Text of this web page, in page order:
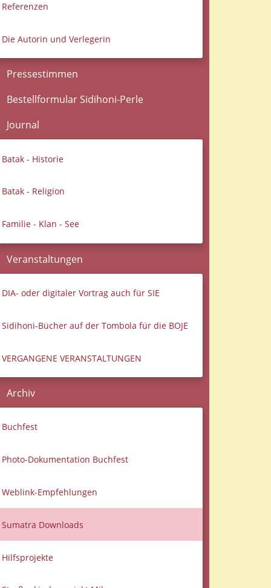
Referenzen
Die Autorin und Verlegerin
Pressestimmen
Bestellformular Sidihoni-Perle
Journal
Batak - Historie
Batak - Religion
Familie - Klan - See
Veranstaltungen
DIA- oder digitaler Vortrag auch für SIE
Sidihoni-Bücher auf der Tombola für die BOJE
VERGANGENE VERANSTALTUNGEN
Archiv
Buchfest
Photo-Dokumentation Buchfest
Weblink-Empfehlungen
Sumatra Downloads
Hilfsprojekte